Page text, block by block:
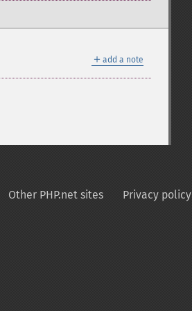
＋ add a note
Other PHP.net sites Privacy policy